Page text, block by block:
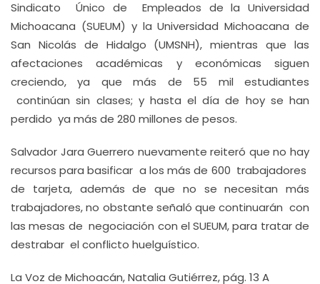
Sindicato Único de Empleados de la Universidad
Michoacana (SUEUM) y la Universidad Michoacana de
San Nicolás de Hidalgo (UMSNH), mientras que las
afectaciones académicas y económicas siguen
creciendo, ya que más de 55 mil estudiantes
continúan sin clases; y hasta el día de hoy se han
perdido ya más de 280 millones de pesos.
Salvador Jara Guerrero nuevamente reiteró que no hay
recursos para basificar a los más de 600 trabajadores
de tarjeta, además de que no se necesitan más
trabajadores, no obstante señaló que continuarán con
las mesas de negociación con el SUEUM, para tratar de
destrabar el conflicto huelguístico.
La Voz de Michoacán, Natalia Gutiérrez, pág. 13 A